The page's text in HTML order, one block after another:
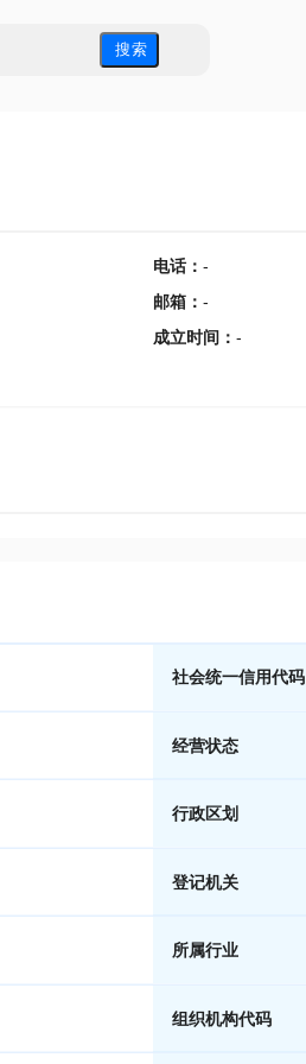
搜 索
电话： -
邮箱 ： -
成立时间 ： -
社会统一信用代码
经营状态
行政区划
登记机关
所属行业
组织机构代码